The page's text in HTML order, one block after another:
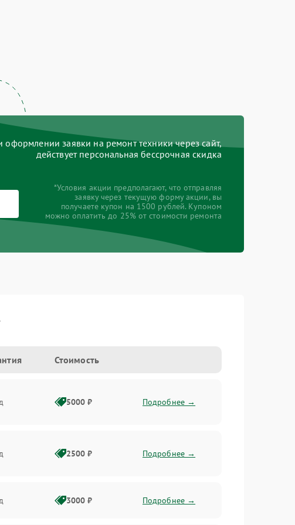
оформлении заявки на ремонт техники через сайт,
действует персональная бессрочная скидка
*Условия акции предполагают, что отправляя
заявку через текущую форму акции, вы
получаете купон на 1500 рублей. Купоном
можно оплатить до 25% от стоимости ремонта
Стоимость
5000 ₽ Подробнее →
2500 ₽ Подробнее →
3000 ₽ Подробнее →